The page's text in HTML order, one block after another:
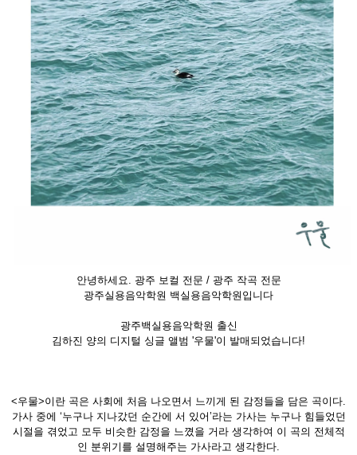
안녕하세요. 광주 보컬 전문 / 광주 작곡 전문
광주실용음악학원 백실용음악학원입니다
광주백실용음악학원 출신
김하진 양의 디지털 싱글 앨범 '우물'이 발매되었습니다!
<우물>이란 곡은 사회에 처음 나오면서 느끼게 된 감정들을 담은 곡이다.
가사 중에 ‘누구나 지나갔던 순간에 서 있어’라는 가사는 누구나 힘들었던
시절을 겪었고 모두 비슷한 감정을 느꼈을 거라 생각하여 이 곡의 전체적
인 분위기를 설명해주는 가사라고 생각한다.